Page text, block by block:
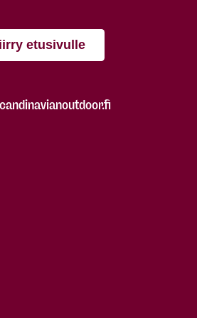
etusivulle